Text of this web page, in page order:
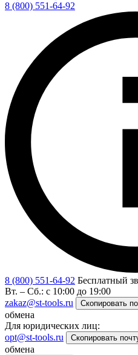
8 (800) 551-64-92
8 (800) 551-64-92 Бесплатный
Вт. – Сб.: с 10:00 до 19:00
zakaz@st-tools.ru
Скопировать
обмена
Для юридических лиц:
opt@st-tools.ru
Скопировать
обмена